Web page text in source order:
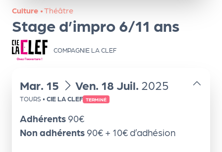
Culture •Théâtre
Stage d’impro 6/11 ans
COMPAGNIE LA CLEF
du
Mar. 15 au
Ven. 18 Juil. 2025
TOURS • CIE LA CLEF TERMINÉ
Adhérents 90€
Non adhérents 90€ + 10€ d’adhésion
ns
PR
O
G!
PR
O
G!
Le
Ma